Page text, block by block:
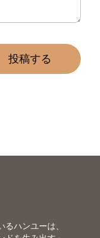
投稿する
ハンユーは、